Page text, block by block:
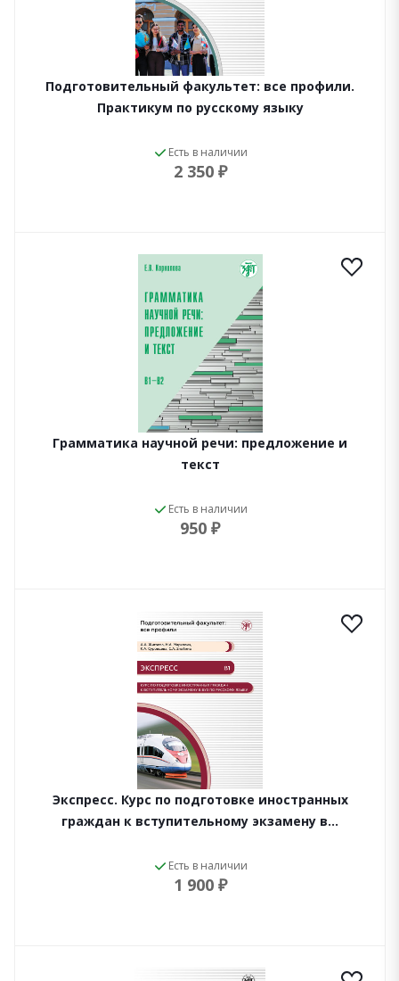
Подготовительный факультет: все профили.
Практикум по русскому языку
Есть в наличии
2 350 ₽
Грамматика научной речи: предложение и
текст
Есть в наличии
950 ₽
Экспресс. Курс по подготовке иностранных
граждан к вступительному экзамену в…
Есть в наличии
1 900 ₽